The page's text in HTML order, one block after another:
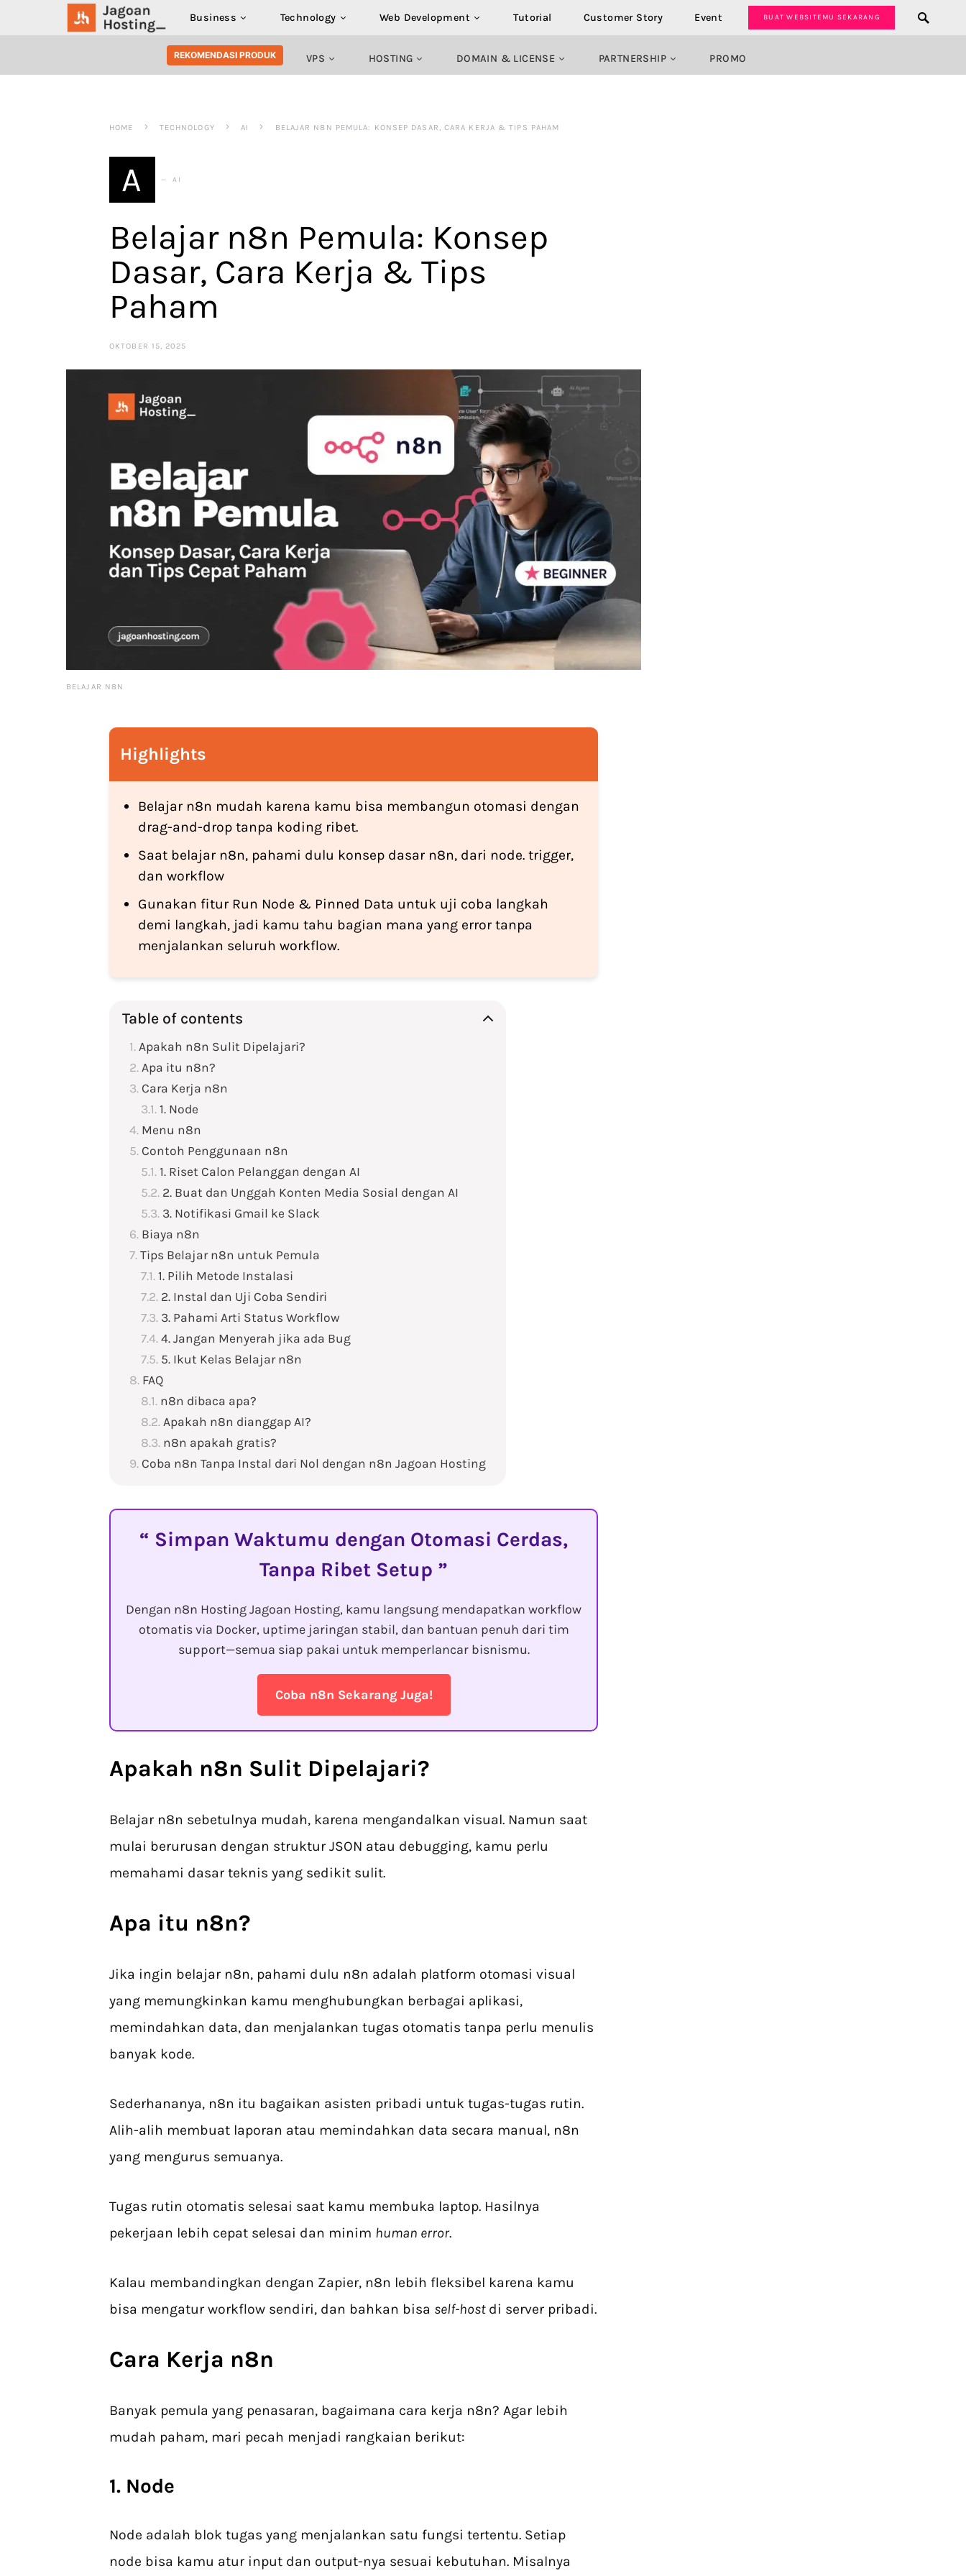
Business Technology Web Development Tutorial Customer Story Event BUAT WEBSITEMU SEKARANG
SEARCH FOR:
REKOMENDASI PRODUK VPS HOSTING DOMAIN & LICENSE PARTNERSHIP PROMO
HOME TECHNOLOGY AI BELAJAR N8N PEMULA: KONSEP DASAR, CARA KERJA & TIPS PAHAM
A AI
Belajar n8n Pemula: Konsep
Dasar, Cara Kerja & Tips
Paham
OKTOBER 15, 2025
BELAJAR N8N
Highlights
Belajar n8n mudah karena kamu bisa membangun otomasi dengan
drag-and-drop tanpa koding ribet.
Saat belajar n8n, pahami dulu konsep dasar n8n, dari node. trigger,
dan workflow
Gunakan fitur Run Node & Pinned Data untuk uji coba langkah
demi langkah, jadi kamu tahu bagian mana yang error tanpa
menjalankan seluruh workflow.
Table of contents
Apakah n8n Sulit Dipelajari?
Apa itu n8n?
Cara Kerja n8n
1. Node
Menu n8n
Contoh Penggunaan n8n
1. Riset Calon Pelanggan dengan AI
2. Buat dan Unggah Konten Media Sosial dengan AI
3. Notifikasi Gmail ke Slack
Biaya n8n
Tips Belajar n8n untuk Pemula
1. Pilih Metode Instalasi
2. Instal dan Uji Coba Sendiri
3. Pahami Arti Status Workflow
4. Jangan Menyerah jika ada Bug
5. Ikut Kelas Belajar n8n
FAQ
n8n dibaca apa?
Apakah n8n dianggap AI?
n8n apakah gratis?
Coba n8n Tanpa Instal dari Nol dengan n8n Jagoan Hosting
Simpan Waktumu dengan Otomasi Cerdas,
Tanpa Ribet Setup
Dengan n8n Hosting Jagoan Hosting, kamu langsung mendapatkan workflow
otomatis via Docker, uptime jaringan stabil, dan bantuan penuh dari tim
support—semua siap pakai untuk memperlancar bisnismu.
Coba n8n Sekarang Juga!
Apakah n8n Sulit Dipelajari?
Belajar n8n sebetulnya mudah, karena mengandalkan visual. Namun saat
mulai berurusan dengan struktur JSON atau debugging, kamu perlu
memahami dasar teknis yang sedikit sulit.
Apa itu n8n?
Jika ingin belajar n8n, pahami dulu n8n adalah platform otomasi visual
yang memungkinkan kamu menghubungkan berbagai aplikasi,
memindahkan data, dan menjalankan tugas otomatis tanpa perlu menulis
banyak kode.
Sederhananya, n8n itu bagaikan asisten pribadi untuk tugas-tugas rutin.
Alih-alih membuat laporan atau memindahkan data secara manual, n8n
yang mengurus semuanya.
Tugas rutin otomatis selesai saat kamu membuka laptop. Hasilnya
pekerjaan lebih cepat selesai dan minim human error.
Kalau membandingkan dengan Zapier, n8n lebih fleksibel karena kamu
bisa mengatur workflow sendiri, dan bahkan bisa self-host di server pribadi.
Cara Kerja n8n
Banyak pemula yang penasaran, bagaimana cara kerja n8n? Agar lebih
mudah paham, mari pecah menjadi rangkaian berikut:
1. Node
Node adalah blok tugas yang menjalankan satu fungsi tertentu. Setiap
node bisa kamu atur input dan output-nya sesuai kebutuhan. Misalnya